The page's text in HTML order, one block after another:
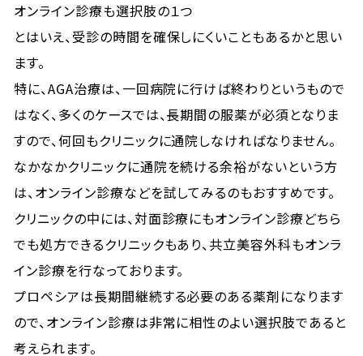
オンライン診療も選択肢の１つ
とはいえ、受診の時間を確保しにくいこともあるかと思い
ます。
特に、AGA治療は、一回病院に行けば終わりというもので
はなく、多くのケースでは、長期間の服薬が必須となりま
すので、何回もクリニックに通院しなければなりません。
なかなかクリニックに通院を続ける余裕がないという方
は、オンライン診療などを試してみるのもおすすめです。
クリニックの中には、対面診療にもオンライン診療どちら
でも処方できるクリニックもあり、共立美容外科もオンラ
イン診療を行なっております。
プロペシアは長期間継続する必要のある薬剤になります
ので、オンライン診療は非常に相性のよい選択肢であると
考えられます。